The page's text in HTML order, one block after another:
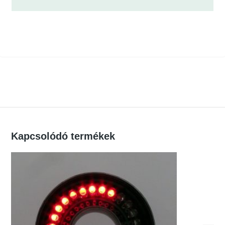
folyamatos vagy impulzus üzemmód
(tápfüggő)
extra hosszú élettartam
Kapcsolódó termékek